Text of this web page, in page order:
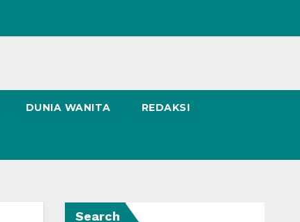
DUNIA WANITA REDAKSI
Search